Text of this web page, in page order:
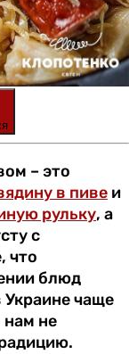
– это
в пиве и
рульку, а
с
что
блюд
Украине чаще
нам не